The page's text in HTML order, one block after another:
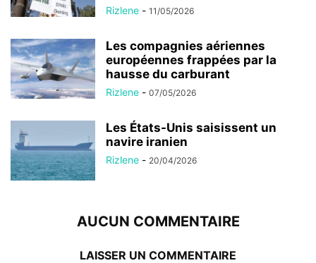
Rizlene - 11/05/2026
Les compagnies aériennes
européennes frappées par la
hausse du carburant
Rizlene - 07/05/2026
Les États-Unis saisissent un
navire iranien
Rizlene - 20/04/2026
AUCUN COMMENTAIRE
LAISSER UN COMMENTAIRE